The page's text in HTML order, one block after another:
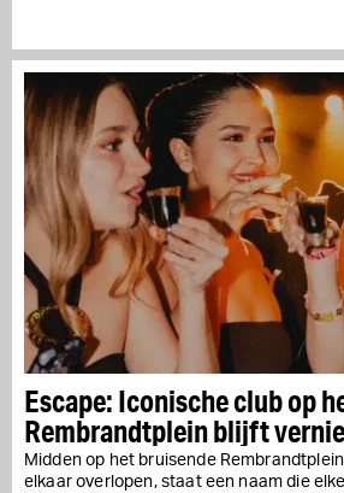
Escape: Iconische club op
Rembrandtplein blijft
Midden op het bruisende
elkaar overlopen, staat een naam die